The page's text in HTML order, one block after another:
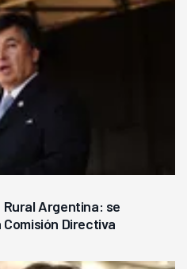
Argentina: se
Directiva